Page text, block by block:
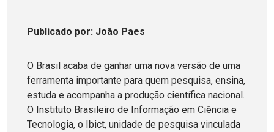
Publicado por: João Paes
O Brasil acaba de ganhar uma nova versão de uma
ferramenta importante para quem pesquisa, ensina,
estuda e acompanha a produção científica nacional.
O Instituto Brasileiro de Informação em Ciência e
Tecnologia, o Ibict, unidade de pesquisa vinculada